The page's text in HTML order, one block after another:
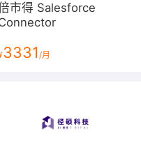
市得 Salesforce
3331 /月